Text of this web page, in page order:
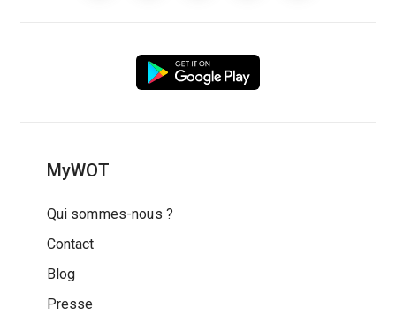
MyWOT
Qui sommes-nous ?
Contact
Blog
Presse